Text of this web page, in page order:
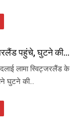
पहुंचे, घुटने की...
लामा स्विट्जरलैंड के
घुटने की...